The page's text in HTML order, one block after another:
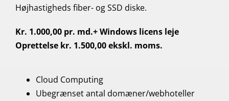
Højhastigheds fiber- og SSD diske.
Kr. 1.000,00 pr. md.+ Windows licens leje
Oprettelse kr. 1.500,00 ekskl. moms.
​Cloud Computing
Ubegrænset antal domæner/webhoteller